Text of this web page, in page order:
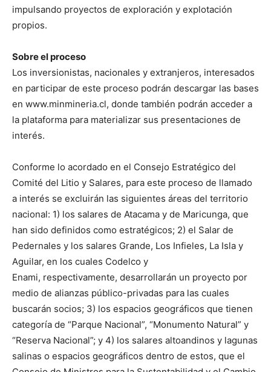
impulsando proyectos de exploración y explotación
propios.
Sobre el proceso
Los inversionistas, nacionales y extranjeros, interesados
en participar de este proceso podrán descargar las bases
en www.minmineria.cl, donde también podrán acceder a
la plataforma para materializar sus presentaciones de
interés.
Conforme lo acordado en el Consejo Estratégico del
Comité del Litio y Salares, para este proceso de llamado
a interés se excluirán las siguientes áreas del territorio
nacional: 1) los salares de Atacama y de Maricunga, que
han sido definidos como estratégicos; 2) el Salar de
Pedernales y los salares Grande, Los Infieles, La Isla y
Aguilar, en los cuales Codelco y
Enami, respectivamente, desarrollarán un proyecto por
medio de alianzas público-privadas para las cuales
buscarán socios; 3) los espacios geográficos que tienen
categoría de “Parque Nacional”, “Monumento Natural” y
“Reserva Nacional”; y 4) los salares altoandinos y lagunas
salinas o espacios geográficos dentro de estos, que el